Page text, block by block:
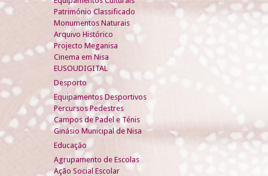
Património Classificado
Monumentos Naturais
Arquivo Histórico
Projecto Meganisa
Cinema em Nisa
EUSOUDIGITAL
Desporto
Equipamentos Desportivos
Percursos Pedestres
Campos de Padel e Ténis
Ginásio Municipal de Nisa
Educação
Agrupamento de Escolas
Ação Social Escolar